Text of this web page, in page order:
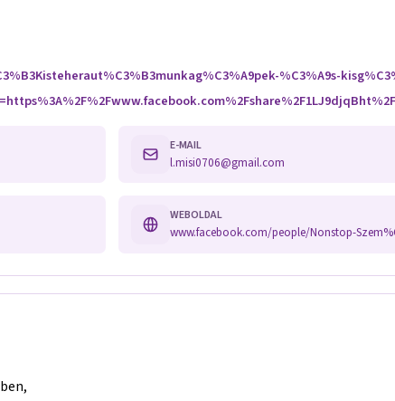
%C3%A9s-
E-MAIL
l.misi0706@gmail.com
WEBOLDAL